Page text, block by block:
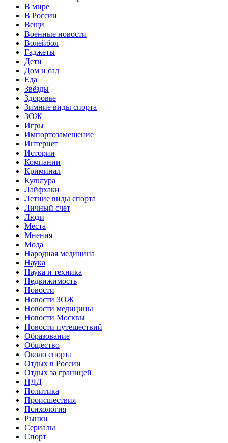
В мире
В России
Вещи
Военные новости
Волейбол
Гаджеты
Дети
Дом и сад
Еда
Звёзды
Здоровье
Зимние виды спорта
ЗОЖ
Игры
Импортозамещение
Интернет
Истории
Компании
Криминал
Культура
Лайфхаки
Летние виды спорта
Личный счет
Люди
Места
Мнения
Мода
Народная медицина
Наука
Наука и техника
Недвижимость
Новости
Новости ЗОЖ
Новости медицины
Новости Москвы
Новости путешествий
Образование
Общество
Около спорта
Отдых в России
Отдых за границей
ПДД
Политика
Происшествия
Психология
Рынки
Сериалы
Спорт